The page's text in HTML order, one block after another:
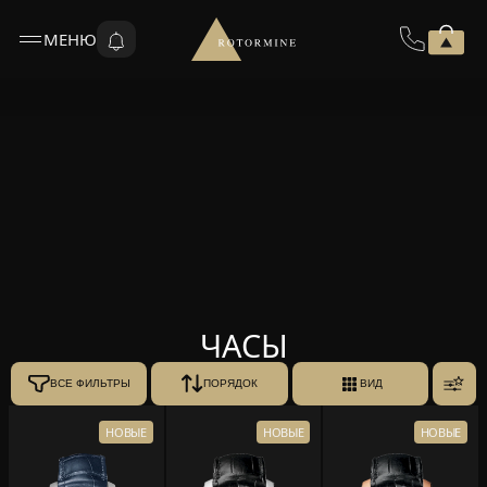
МЕНЮ
ЧАСЫ
ВСЕ ФИЛЬТРЫ ПОРЯДОК ВИД
НОВЫЕ НОВЫЕ НОВЫЕ